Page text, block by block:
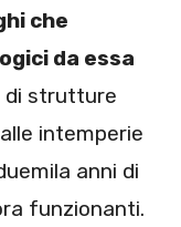
che
da essa
strutture
intemperie
anni di
funzionanti.